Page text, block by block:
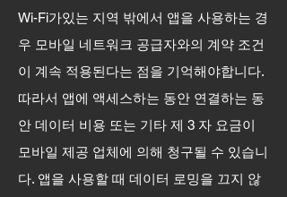
Wi-Fi가있는 지역 밖에서 앱을 사용하는 경
우 모바일 네트워크 공급자와의 계약 조건
이 계속 적용된다는 점을 기억해야합니다.
따라서 앱에 액세스하는 동안 연결하는 동
안 데이터 비용 또는 기타 제 3 자 요금이
모바일 제공 업체에 의해 청구될 수 있습니
다. 앱을 사용할 때 데이터 로밍을 끄지 않